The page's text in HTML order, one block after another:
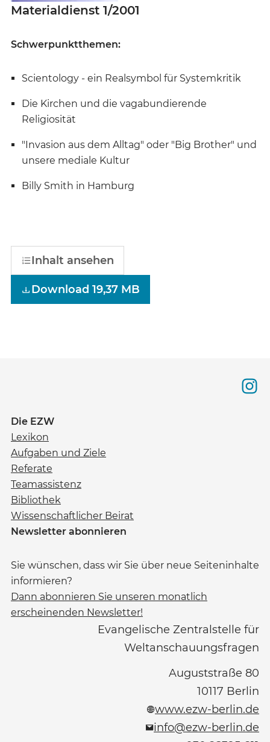
Materialdienst 1/2001
Schwerpunktthemen:
Scientology - ein Realsymbol für Systemkritik
Die Kirchen und die vagabundierende
Religiosität
"Invasion aus dem Alltag" oder "Big Brother" und
unsere mediale Kultur
Billy Smith in Hamburg
Inhalt ansehen
Download 19,37 MB
Die EZW
Lexikon
Aufgaben und Ziele
Referate
Teamassistenz
Bibliothek
Wissenschaftlicher Beirat
Newsletter abonnieren
Sie wünschen, dass wir Sie über neue Seiteninhalte
informieren?
Dann abonnieren Sie unseren monatlich
erscheinenden Newsletter!
Evangelische Zentralstelle für
Weltanschauungsfragen
Auguststraße 80
10117 Berlin
www.ezw-berlin.de
info@ezw-berlin.de